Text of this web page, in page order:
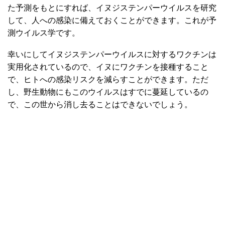
た予測をもとにすれば、イヌジステンパーウイルスを研究
して、人への感染に備えておくことができます。これが予
測ウイルス学です。
幸いにしてイヌジステンパーウイルスに対するワクチンは
実用化されているので、イヌにワクチンを接種すること
で、ヒトへの感染リスクを減らすことができます。ただ
し、野生動物にもこのウイルスはすでに蔓延しているの
で、この世から消し去ることはできないでしょう。